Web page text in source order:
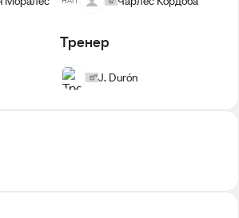
Тренер
J. Durón